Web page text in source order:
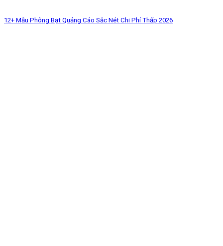
12+ Mẫu Phông Bạt Quảng Cáo Sắc Nét Chi Phí Thấp 2026